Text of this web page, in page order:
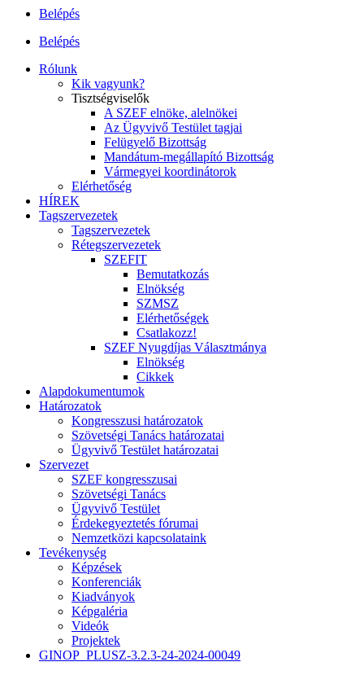
Belépés
Belépés
Rólunk
Kik vagyunk?
Tisztségviselők
A SZEF elnöke, alelnökei
Az Ügyvivő Testület tagjai
Felügyelő Bizottság
Mandátum-megállapító Bizottság
Vármegyei koordinátorok
Elérhetőség
HÍREK
Tagszervezetek
Tagszervezetek
Rétegszervezetek
SZEFIT
Bemutatkozás
Elnökség
SZMSZ
Elérhetőségek
Csatlakozz!
SZEF Nyugdíjas Választmánya
Elnökség
Cikkek
Alapdokumentumok
Határozatok
Kongresszusi határozatok
Szövetségi Tanács határozatai
Ügyvivő Testület határozatai
Szervezet
SZEF kongresszusai
Szövetségi Tanács
Ügyvivő Testület
Érdekegyeztetés fórumai
Nemzetközi kapcsolataink
Tevékenység
Képzések
Konferenciák
Kiadványok
Képgaléria
Videók
Projektek
GINOP_PLUSZ-3.2.3-24-2024-00049